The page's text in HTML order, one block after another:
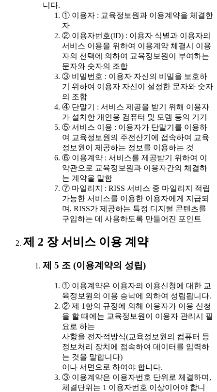
니다.
① 이용자 : 교육정보원과 이용계약을 체결한
자
② 이용자번호(ID) : 이용자 식별과 이용자의
서비스 이용을 위하여 이용계약 체결시 이용
자의 선택에 의하여 교육정보원이 부여하는
문자와 숫자의 조합
③ 비밀번호 : 이용자 자신의 비밀을 보호하
기 위하여 이용자 자신이 설정한 문자와 숫자
의 조합
④ 단말기 : 서비스 제공을 받기 위해 이용자
가 설치한 개인용 컴퓨터 및 모뎀 등의 기기
⑤ 서비스 이용 : 이용자가 단말기를 이용하
여 교육정보원의 주전산기에 접속하여 교육
정보원이 제공하는 정보를 이용하는 것
⑥ 이용계약 : 서비스를 제공받기 위하여 이
약관으로 교육정보원과 이용자간의 체결하
는 계약을 말함
⑦ 마일리지 : RISS 서비스 중 마일리지 적립
가능한 서비스를 이용한 이용자에게 지급되
며, RISS가 제공하는 특정 디지털 콘텐츠를
구입하는 데 사용하도록 만들어진 포인트
제 2 장 서비스 이용 계약
제 5 조 (이용계약의 성립)
① 이용계약은 이용자의 이용신청에 대한 교
육정보원의 이용 승낙에 의하여 성립됩니다.
② 제 1항의 규정에 의해 이용자가 이용 신청
을 할 때에는 교육정보원이 이용자 관리시 필
요로 하는
사항을 전자적방식(교육정보원의 컴퓨터 등
정보처리 장치에 접속하여 데이터를 입력하
는 것을 말합니다)
이나 서면으로 하여야 합니다.
③ 이용계약은 이용자번호 단위로 체결하며,
체결단위는 1 이용자번호 이상이어야 합니